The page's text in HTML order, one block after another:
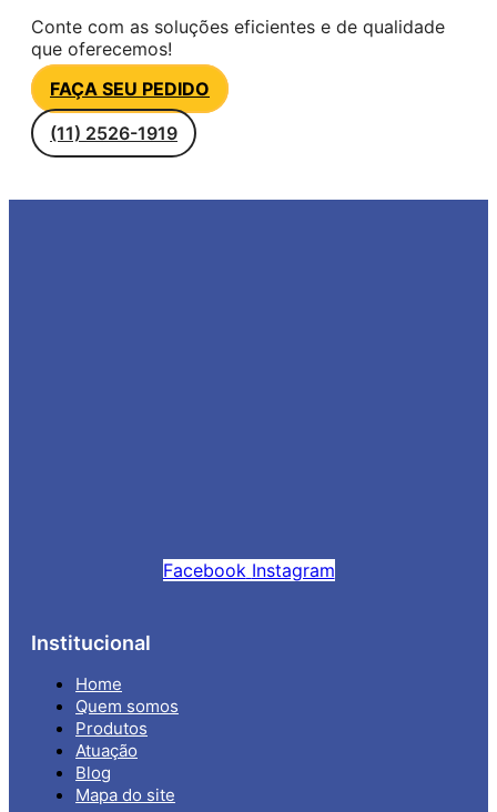
Conte com as soluções eficientes e de qualidade
que oferecemos!
FAÇA SEU PEDIDO
(11) 2526-1919
Facebook Instagram
Institucional
Home
Quem somos
Produtos
Atuação
Blog
Mapa do site